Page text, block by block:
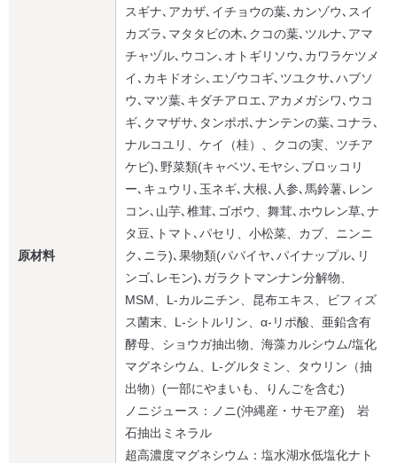
原材料
スギナ､アカザ､イチョウの葉､カンゾウ､スイ
カズラ､マタタビの木､クコの葉､ツルナ､アマ
チャヅル､ウコン､オトギリソウ､カワラケツメ
イ､カキドオシ､エゾウコギ､ツユクサ､ハブソ
ウ､マツ葉､キダチアロエ､アカメガシワ､ウコ
ギ､クマザサ､タンポポ､ナンテンの葉､コナラ､
ナルコユリ、ケイ（桂）、クコの実、ツチア
ケビ)､野菜類(キャベツ､モヤシ､ブロッコリ
ー､キュウリ､玉ネギ､大根､人参､馬鈴薯､レン
コン､山芋､椎茸､ゴボウ、舞茸､ホウレン草､ナ
タ豆､トマト､パセリ、小松菜、カブ、ニンニ
ク､ニラ)､果物類(パパイヤ､パイナップル､リ
ンゴ､レモン)､ガラクトマンナン分解物、
MSM、L-カルニチン、昆布エキス、ビフィズ
ス菌末、L-シトルリン、α-リポ酸、亜鉛含有
酵母、ショウガ抽出物、海藻カルシウム/塩化
マグネシウム、L-グルタミン、タウリン（抽
出物）(一部にやまいも、りんごを含む)​
ノニジュース：ノニ(沖縄産・サモア産) 岩
石抽出ミネラル
超高濃度マグネシウム：塩水湖水低塩化ナト